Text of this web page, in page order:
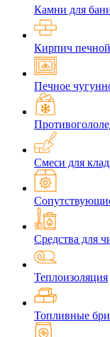
Камни для
Кирпич печной
Печное
Смеси для
Средства для
Теплоизоляция
Топливные